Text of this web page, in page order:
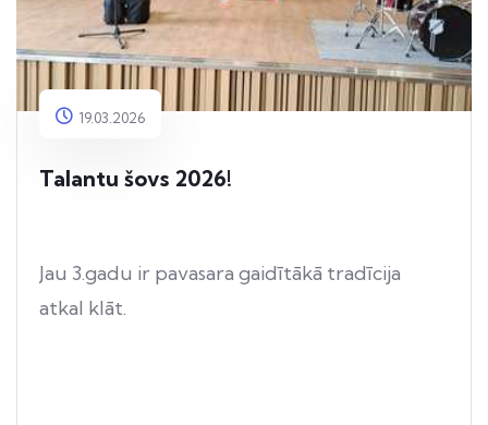
19.03.2026
Talantu šovs 2026!
Jau 3.gadu ir pavasara gaidītākā tradīcija
atkal klāt.